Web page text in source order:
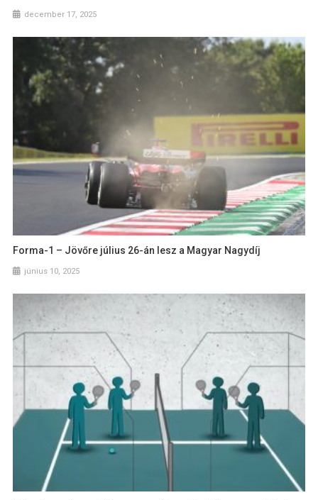
december 17, 2025
Forma-1 – Jövőre július 26-án lesz a Magyar Nagydíj
június 10, 2025